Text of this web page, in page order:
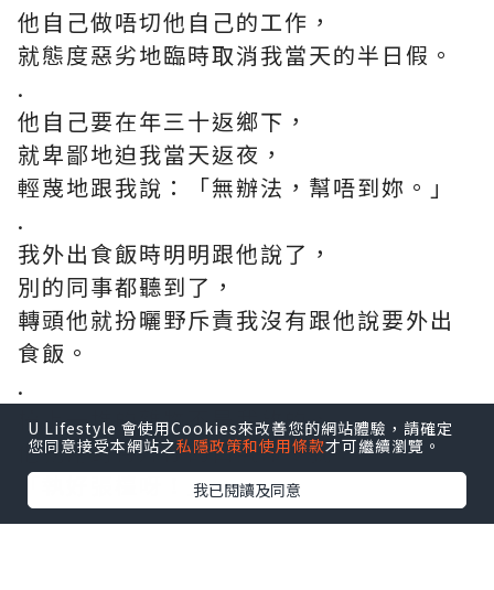
他自己做唔切他自己的工作，
就態度惡劣地臨時取消我當天的半日假。
.
他自己要在年三十返鄉下，
就卑鄙地迫我當天返夜，
輕蔑地跟我說：「無辦法，幫唔到妳。」
.
我外出食飯時明明跟他說了，
別的同事都聽到了，
轉頭他就扮曬野斥責我沒有跟他說要外出
食飯。
.
檯上一堆的雜物不是我放的，
他就用對待妹仔的口氣命令我：
「執好張檯呀！」
U Lifestyle 會使用Cookies來改善您的網站體驗，請確定
您同意接受本網站之私隱政策和使用條款才可繼續瀏覽。
我已閱讀及同意